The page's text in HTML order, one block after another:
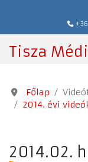
Tisza
Főlap
2014. évi
2014.02.